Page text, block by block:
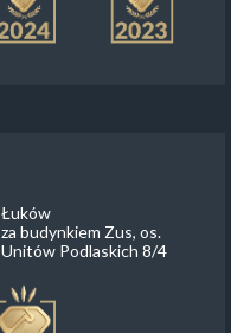
Łuków
za budynkiem Zus, os.
Unitów Podlaskich 8/4